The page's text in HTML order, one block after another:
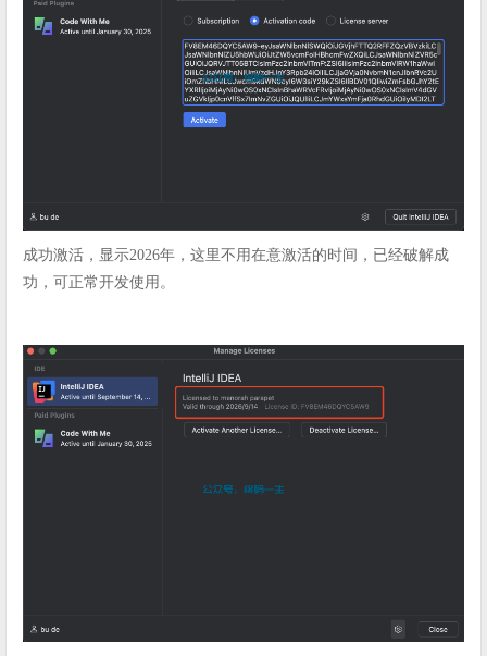
成功激活，显示2026年，这里不用在意激活的时间，已经破解成
功，可正常开发使用。